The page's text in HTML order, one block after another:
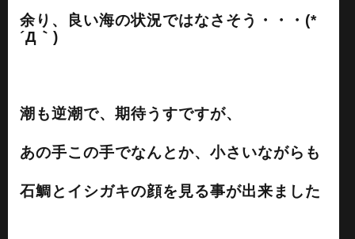
余り、良い海の状況ではなさそう・・・(*
´Д｀)
潮も逆潮で、期待うすですが、
あの手この手でなんとか、小さいながらも
石鯛とイシガキの顔を見る事が出来ました